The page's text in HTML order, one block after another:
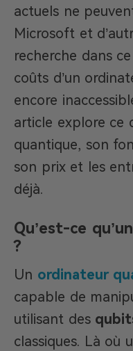
actuels ne
Microsoft et
recherche dans
coûts d’un
encore
article explore ce
quantique, son
son prix et les
déjà.
Qu’est-ce
?
Un ordinateur
capable de
utilisant des
classiques. Là où